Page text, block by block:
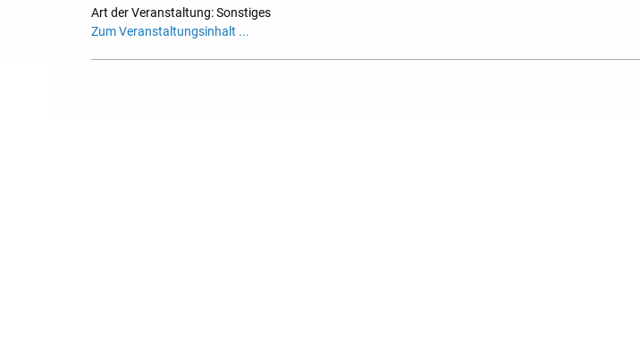
Art der Veranstaltung: Sonstiges
Zum Veranstaltungsinhalt ...